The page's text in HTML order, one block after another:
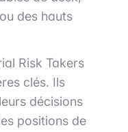
des hauts
Risk Takers
clés. Ils
décisions
positions de